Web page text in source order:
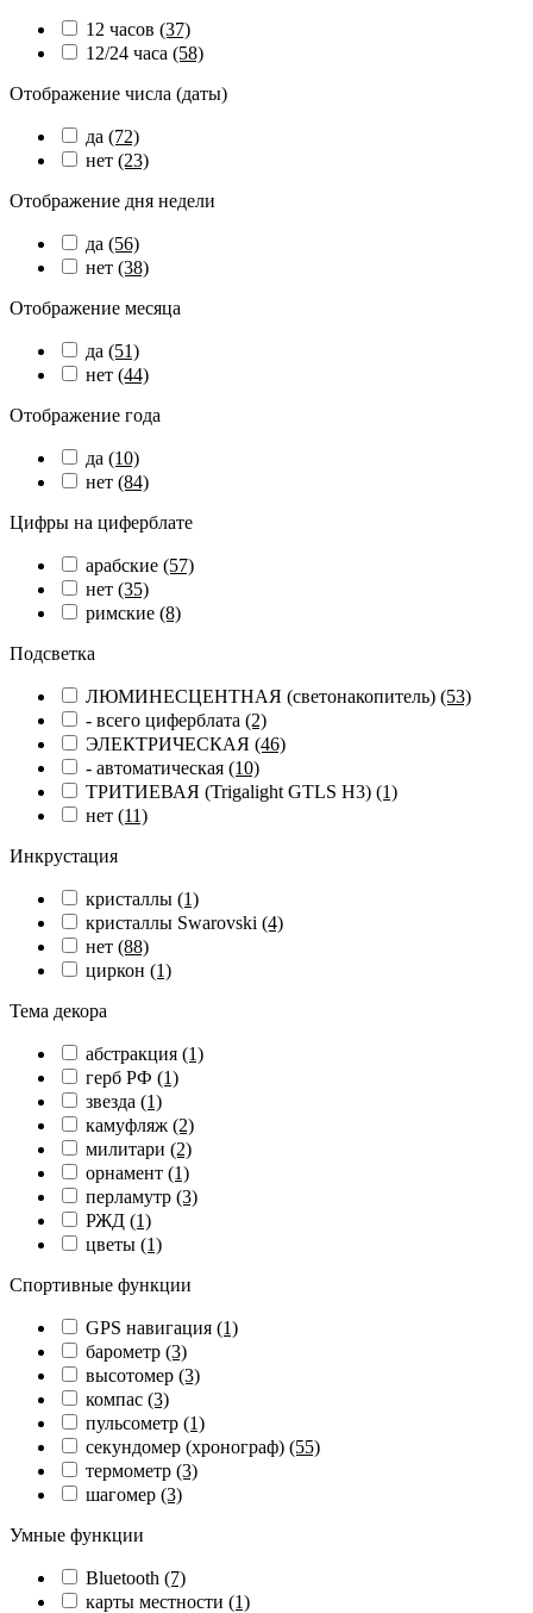
12 часов (37)
12/24 часа (58)
Отображение числа (даты)
да (72)
нет (23)
Отображение дня недели
да (56)
нет (38)
Отображение месяца
да (51)
нет (44)
Отображение года
да (10)
нет (84)
Цифры на циферблате
арабские (57)
нет (35)
римские (8)
Подсветка
ЛЮМИНЕСЦЕНТНАЯ (светонакопитель) (53)
- всего циферблата (2)
ЭЛЕКТРИЧЕСКАЯ (46)
- автоматическая (10)
ТРИТИЕВАЯ (Trigalight GTLS H3) (1)
нет (11)
Инкрустация
кристаллы (1)
кристаллы Swarovski (4)
нет (88)
циркон (1)
Тема декора
абстракция (1)
герб РФ (1)
звезда (1)
камуфляж (2)
милитари (2)
орнамент (1)
перламутр (3)
РЖД (1)
цветы (1)
Спортивные функции
GPS навигация (1)
барометр (3)
высотомер (3)
компас (3)
пульсометр (1)
секундомер (хронограф) (55)
термометр (3)
шагомер (3)
Умные функции
Bluetooth (7)
карты местности (1)